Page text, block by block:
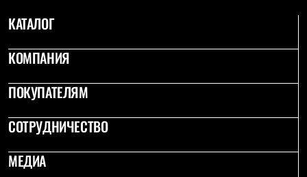
Уход за обувью
Головные уборы
Шапки
Кепки и бейсболки
Шарфы
Панамы
Перчатки
Рукавицы
КАТАЛОГ
КОМПАНИЯ
ПОКУПАТЕЛЯМ
СОТРУДНИЧЕСТВО
МЕДИА